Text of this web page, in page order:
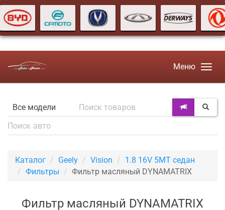
Меню
Каталог Geely Vision
1.8 16V 5MT седан
Фильтры
Фильтр масляный DYNAMATRIX
Фильтр масляный DYNAMATRIX